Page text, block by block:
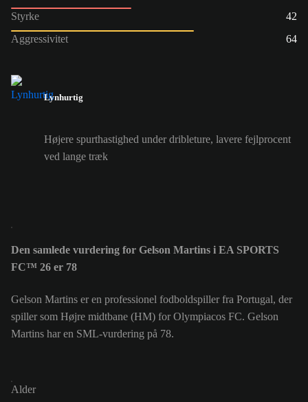
Styrke
42
Aggressivitet
64
Lynhurtig
Højere spurthastighed under dribleture, lavere fejlprocent
ved lange træk
Den samlede vurdering for Gelson Martins i EA SPORTS
FC™ 26 er 78
Gelson Martins er en professionel fodboldspiller fra Portugal, der
spiller som Højre midtbane (HM) for Olympiacos FC. Gelson
Martins har en SML-vurdering på 78.
Alder